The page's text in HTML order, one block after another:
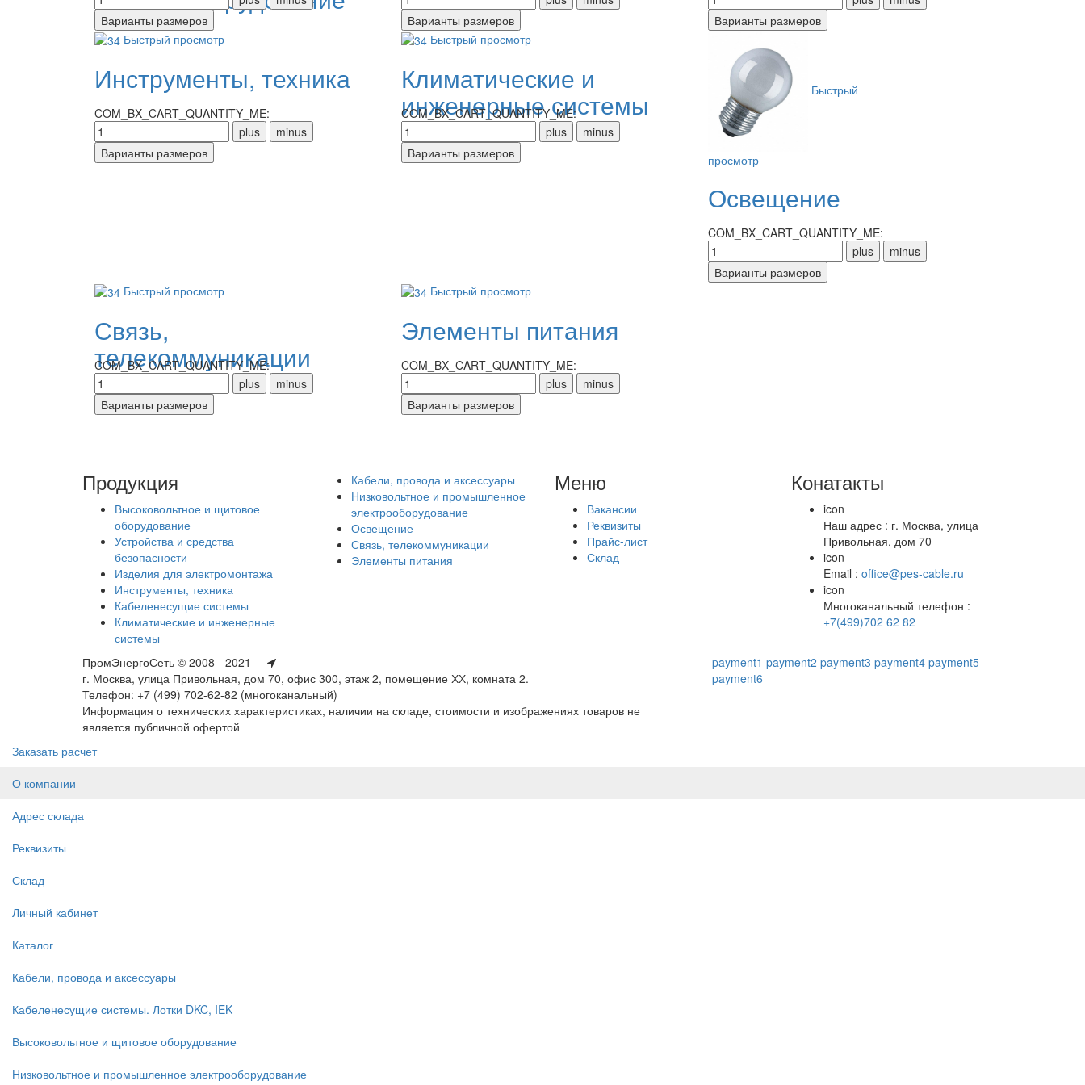
Быстрый просмотр
Инструменты, техника
COM_BX_CART_QUANTITY_ME:
Быстрый просмотр
Климатические и
инженерные системы
COM_BX_CART_QUANTITY_ME:
Быстрый
просмотр
Освещение
COM_BX_CART_QUANTITY_ME:
Быстрый просмотр
Связь,
телекоммуникации
COM_BX_CART_QUANTITY_ME:
Быстрый просмотр
Элементы питания
COM_BX_CART_QUANTITY_ME:
Продукция
Высоковольтное и щитовое
оборудование
Устройства и средства
безопасности
Изделия для электромонтажа
Инструменты, техника
Кабеленесущие системы
Климатические и инженерные
системы
Кабели, провода и аксессуары
Низковольтное и промышленное
электрооборудование
Освещение
Связь, телекоммуникации
Элементы питания
Меню
Вакансии
Реквизиты
Прайс-лист
Склад
Конатакты
icon
Наш адрес : г. Москва, улица
Привольная, дом 70
icon
Email : office@pes-cable.ru
icon
Многоканальный телефон :
+7(499)702 62 82
ПромЭнергоСеть © 2008 - 2021
г. Москва, улица Привольная, дом 70, офис 300, этаж 2, помещение ХХ, комната 2.
Телефон: +7 (499) 702-62-82 (многоканальный)
Информация о технических характеристиках, наличии на складе, стоимости и изображениях товаров не
является публичной офертой
payment1 payment2 payment3 payment4 payment5
payment6
Заказать расчет
О компании
Адрес склада
Реквизиты
Склад
Личный кабинет
Каталог
Кабели, провода и аксессуары
Кабеленесущие системы. Лотки DKC, IEK
Высоковольтное и щитовое оборудование
Низковольтное и промышленное электрооборудование